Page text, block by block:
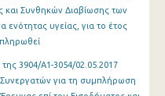
Συνθηκών Διαβίωσης των
ενότητας υγείας, για το έτος
3904/Α1-3054/02.05.2017
για τη συμπλήρωση